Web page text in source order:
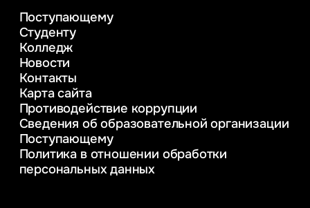
деятельности
Психолого-педагогическое
консультирование и медиация
в образовании
Управление инновационным развитием
предприятия
Уголовное право
Информационные технологии в бизнесе
Информационное и программное
обеспечение бизнес процессов
Управление человеческими ресурсами
Поступающему
Студенту
Колледж
Новости
Контакты
Карта сайта
Противодействие коррупции
Сведения об образовательной организации
Поступающему
Политика в отношении обработки
персональных данных